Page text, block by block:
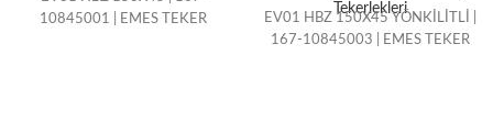
10845001 | EMES TEKER
Tekerlekleri
EV01 HBZ 150X45 YÖNKİLİTLİ |
167-10845003 | EMES TEKER